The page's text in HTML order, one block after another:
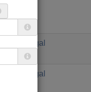
Senegal
Senegal